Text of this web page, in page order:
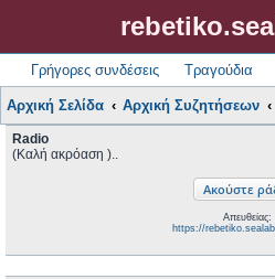
Γρήγορες συνδέσεις Τραγούδια
Αρχική Σελίδα Αρχική Συζητήσεων
Radio
(Καλή ακρόαση )..
Απευθείας:
https://